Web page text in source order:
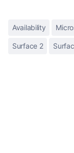
Availability
Surface 2